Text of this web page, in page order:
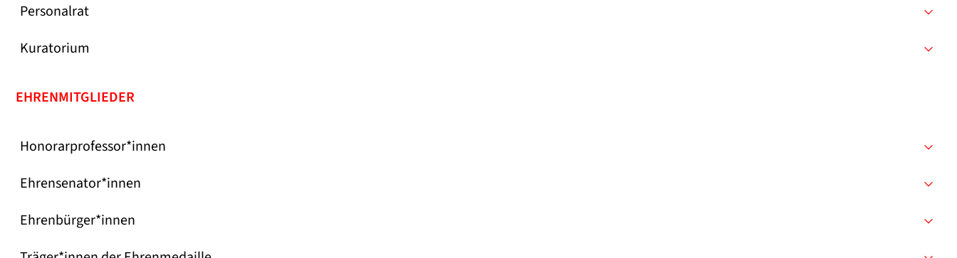
Personalrat
Kuratorium
EHRENMITGLIEDER
Honorarprofessor*innen
Ehrensenator*innen
Ehrenbürger*innen